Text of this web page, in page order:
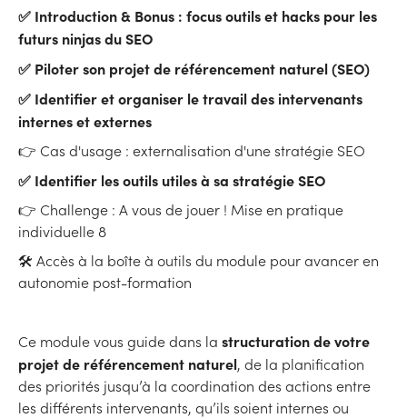
✅ Introduction & Bonus : focus outils et hacks pour les
futurs ninjas du SEO
✅ Piloter son projet de référencement naturel (SEO)
✅ Identifier et organiser le travail des intervenants
internes et externes
👉 Cas d'usage : externalisation d'une stratégie SEO
✅ Identifier les outils utiles à sa stratégie SEO
👉 Challenge : A vous de jouer ! Mise en pratique
individuelle 8
🛠 Accès à la boîte à outils du module pour avancer en
autonomie post-formation
Ce module vous guide dans la structuration de votre
projet de référencement naturel, de la planification
des priorités jusqu’à la coordination des actions entre
les différents intervenants, qu’ils soient internes ou